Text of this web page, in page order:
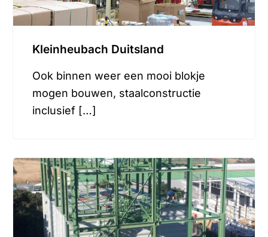
Kleinheubach Duitsland
Ook binnen weer een mooi blokje
mogen bouwen, staalconstructie
inclusief […]